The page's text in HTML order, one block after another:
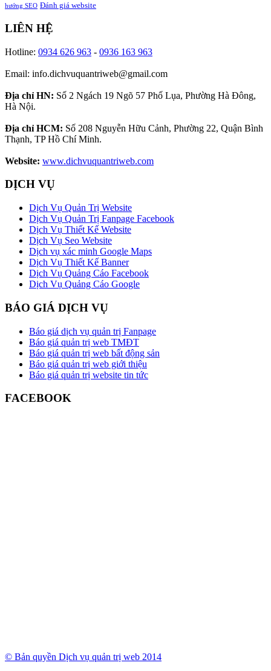
hướng SEO Đánh giá website
LIÊN HỆ
Hotline: 0934 626 963 - 0936 163 963
Email: info.dichvuquantriweb@gmail.com
Địa chỉ HN: Số 2 Ngách 19 Ngõ 57 Phố Lụa, Phường Hà Đông,
Hà Nội.
Địa chỉ HCM: Số 208 Nguyễn Hữu Cảnh, Phường 22, Quận Bình
Thạnh, TP Hồ Chí Minh.
Website: www.dichvuquantriweb.com
DỊCH VỤ
Dịch Vụ Quản Trị Website
Dịch Vụ Quản Trị Fanpage Facebook
Dịch Vụ Thiết Kế Website
Dịch Vụ Seo Website
Dịch vụ xác minh Google Maps
Dịch Vụ Thiết Kế Banner
Dịch Vụ Quảng Cáo Facebook
Dịch Vụ Quảng Cáo Google
BÁO GIÁ DỊCH VỤ
Báo giá dịch vụ quản trị Fanpage
Báo giá quản trị web TMĐT
Báo giá quản trị web bất động sản
Báo giá quản trị web giới thiệu
Báo giá quản trị website tin tức
FACEBOOK
© Bản quyền Dịch vụ quản trị web 2014